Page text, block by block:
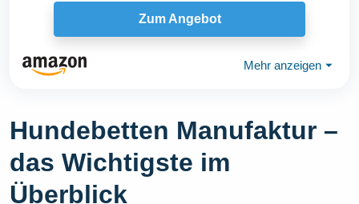
Zum Angebot
Mehr anzeigen ⏷
Hundebetten Manufaktur –
das Wichtigste im
Überblick